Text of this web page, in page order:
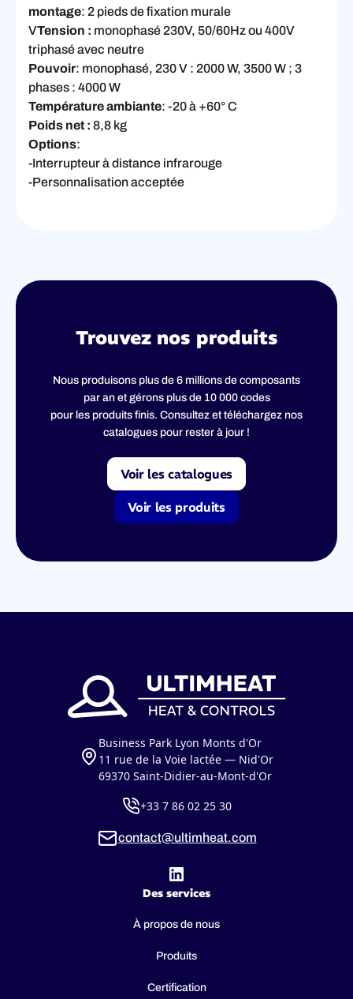
montage: 2 pieds de fixation murale
VTension : monophasé 230V, 50/60Hz ou 400V
triphasé avec neutre
Pouvoir: monophasé, 230 V : 2000 W, 3500 W ; 3
phases : 4000 W
Température ambiante: -20 à +60° C
Poids net : 8,8 kg
Options:
-Interrupteur à distance infrarouge
-Personnalisation acceptée
Trouvez nos produits
Nous produisons plus de 6 millions de composants
par an et gérons plus de 10 000 codes
pour les produits finis. Consultez et téléchargez nos
catalogues pour rester à jour !
Voir les catalogues
Voir les produits
Business Park Lyon Monts d'Or
11 rue de la Voie lactée — Nid'Or
69370 Saint-Didier-au-Mont-d'Or
+33 7 86 02 25 30
contact@ultimheat.com
Des services
À propos de nous
Produits
Certification